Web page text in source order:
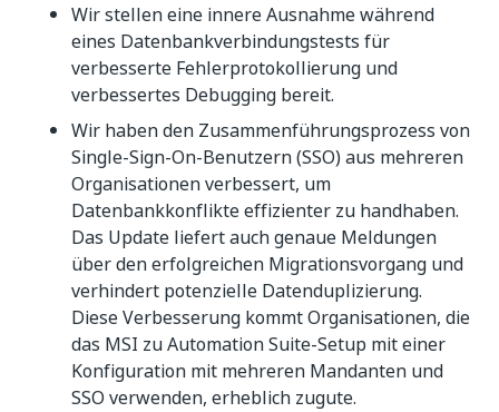
Wir stellen eine innere Ausnahme während
eines Datenbankverbindungstests für
verbesserte Fehlerprotokollierung und
verbessertes Debugging bereit.
Wir haben den Zusammenführungsprozess von
Single-Sign-On-Benutzern (SSO) aus mehreren
Organisationen verbessert, um
Datenbankkonflikte effizienter zu handhaben.
Das Update liefert auch genaue Meldungen
über den erfolgreichen Migrationsvorgang und
verhindert potenzielle Datenduplizierung.
Diese Verbesserung kommt Organisationen, die
das MSI zu Automation Suite-Setup mit einer
Konfiguration mit mehreren Mandanten und
SSO verwenden, erheblich zugute.